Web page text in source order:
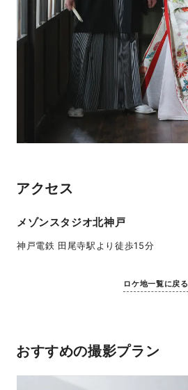
アクセス
メゾンスタジオ北神戸
神戸電鉄 田尾寺駅より徒歩15分
ロケ地一覧に戻る
おすすめの撮影プラン